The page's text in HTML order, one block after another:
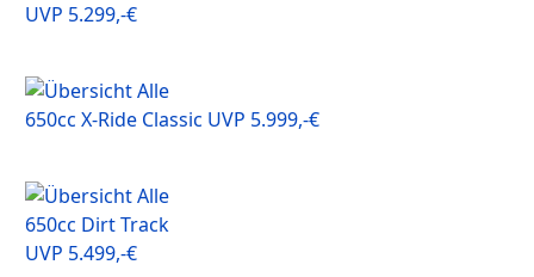
UVP 5.299,-€
650cc X-Ride Classic UVP 5.999,-€
650cc Dirt Track
UVP 5.499,-€